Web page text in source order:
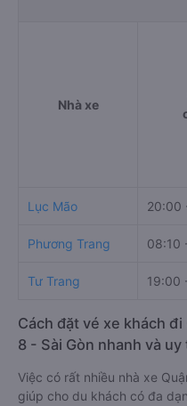
Nhà xe
Lục Mão 20:00
Phương Trang 08:10
Tư Trang 19:00
Cách đặt vé xe khách
8 - Sài Gòn nhanh và
Việc có rất nhiều nhà xe
giúp cho du khách có đa